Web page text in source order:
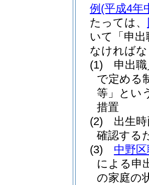
例 (平成4年
たっては、
いて「申
なければ
(1)
申出
で定める
等」とい
措置
(2)
出生
確認する
(3)
中野
による申
の家庭の